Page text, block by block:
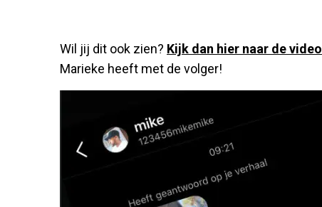
Wil jij dit ook zien? Kijk dan hier naar de video
Marieke heeft met de volger!